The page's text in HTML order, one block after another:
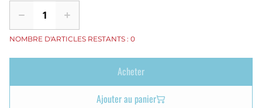
NOMBRE D'ARTICLES RESTANTS : 0
Acheter
Ajouter au panier